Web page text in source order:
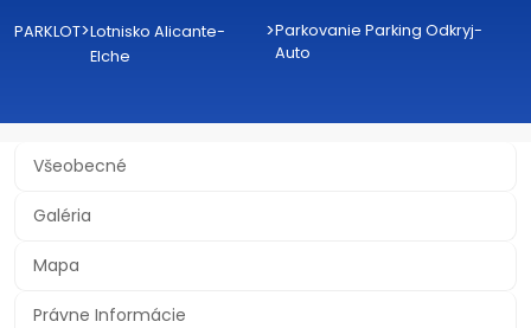
PARKLOT>Lotnisko Alicante-
Elche
>Parkovanie Parking Odkryj-
Auto
Všeobecné
Galéria
Mapa
Právne Informácie